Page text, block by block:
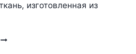
изготовленная из